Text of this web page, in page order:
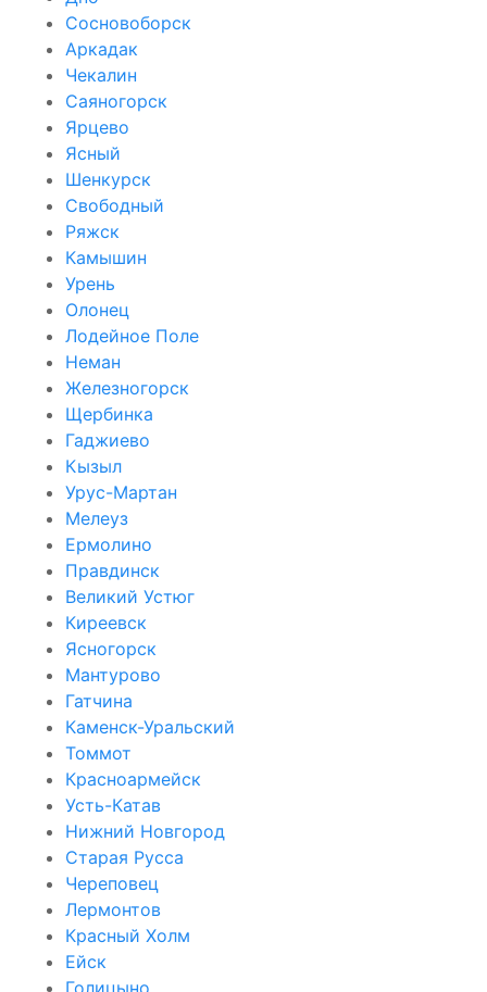
Сосновоборск
Аркадак
Чекалин
Саяногорск
Ярцево
Ясный
Шенкурск
Свободный
Ряжск
Камышин
Урень
Олонец
Лодейное Поле
Неман
Железногорск
Щербинка
Гаджиево
Кызыл
Урус-Мартан
Мелеуз
Ермолино
Правдинск
Великий Устюг
Киреевск
Ясногорск
Мантурово
Гатчина
Каменск-Уральский
Томмот
Красноармейск
Усть-Катав
Нижний Новгород
Старая Русса
Череповец
Лермонтов
Красный Холм
Ейск
Голицыно